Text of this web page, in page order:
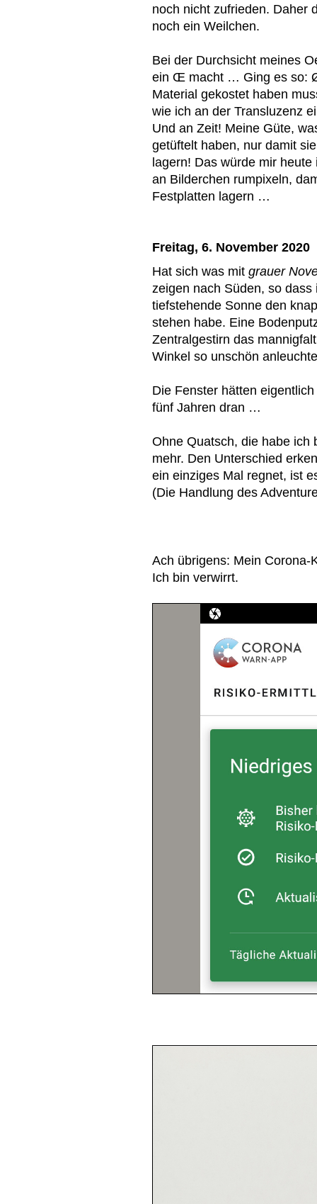
noch nicht zufrieden. Daher
noch ein Weilchen.
Bei der Durchsicht meines
ein Œ macht … Ging es so:
Material gekostet haben
wie ich an der Transluzenz
Und an Zeit! Meine Güte,
getüftelt haben, nur damit
lagern! Das würde mir
an Bilderchen rumpixeln,
Festplatten lagern …
Freitag, 6. November 2020
Hat sich was mit grauer
zeigen nach Süden, so
tiefstehende Sonne den
stehen habe. Eine
Zentralgestirn das
Winkel so unschön
Die Fenster hätten
fünf Jahren dran …
Ohne Quatsch, die habe ich
mehr. Den Unterschied
ein einziges Mal regnet, ist
(Die Handlung des
Ach übrigens: Mein Corona-
Ich bin verwirrt.